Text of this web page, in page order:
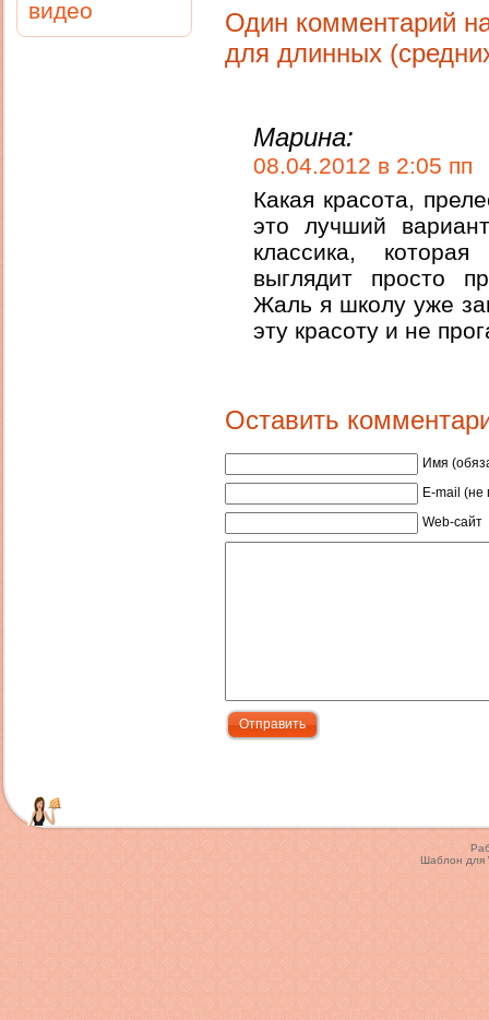
видео
Один комментарий
для длинных
Марина:
08.04.2012 в 2:05 пп
Какая красота,
это лучший
классика,
выглядит просто
Жаль я школу уже
эту красоту и не
Оставить
Имя
E-mail (не
Web-сайт
Шаблон для